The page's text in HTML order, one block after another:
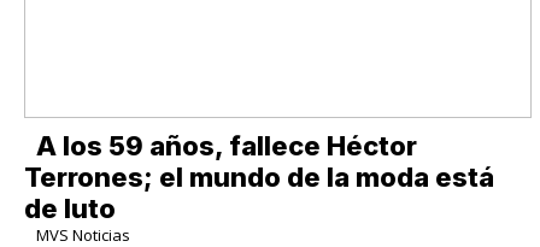
A los 59 años, fallece Héctor
Terrones; el mundo de la moda está
de luto
MVS Noticias